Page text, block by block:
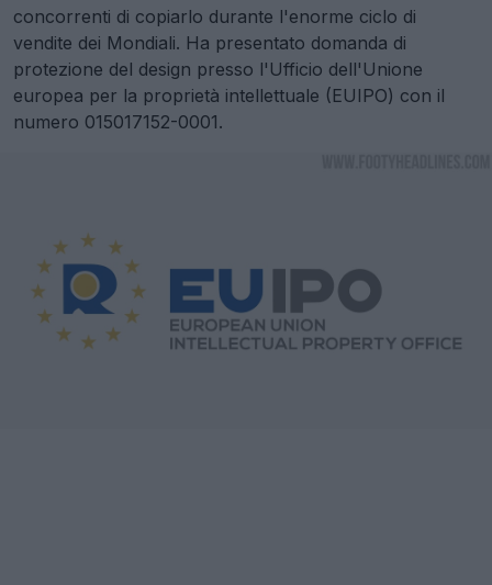
concorrenti di copiarlo durante l'enorme ciclo di
vendite dei Mondiali. Ha presentato domanda di
protezione del design presso l'Ufficio dell'Unione
europea per la proprietà intellettuale (EUIPO) con il
numero 015017152-0001.